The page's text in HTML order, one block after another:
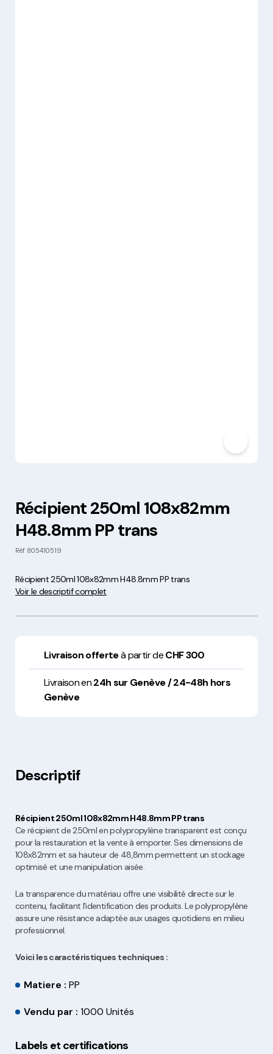
Récipient 250ml 108x82mm
H48.8mm PP trans
Réf 805410519
Récipient 250ml 108x82mm H48.8mm PP trans
Voir le descriptif complet
Livraison offerteà partir deCHF 300
Livraison en24h sur Genève / 24-48h hors
Genève
Descriptif
Récipient 250ml 108x82mm H48.8mm PP trans
Ce récipient de 250ml en polypropylène transparent est conçu
pour la restauration et la vente à emporter. Ses dimensions de
108x82mm et sa hauteur de 48,8mm permettent un stockage
optimisé et une manipulation aisée.
La transparence du matériau offre une visibilité directe sur le
contenu, facilitant l'identification des produits. Le polypropylène
assure une résistance adaptée aux usages quotidiens en milieu
professionnel.
Voici les caractéristiques techniques :
Matiere : PP
Vendu par : 1000 Unités
Labels et certifications